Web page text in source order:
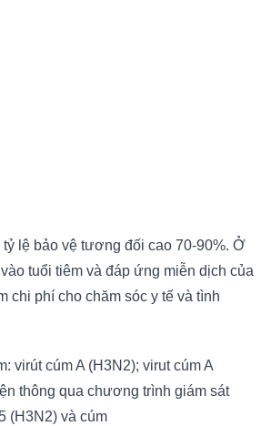
lệ bảo vệ tương đối cao 70-90%. Ở
tuổi tiêm và đáp ứng miễn dịch của
chi phí cho chăm sóc y tế và tình
virút cúm A (H3N2); virut cúm A
thông qua chương trình giám sát
(H3N2) và cúm